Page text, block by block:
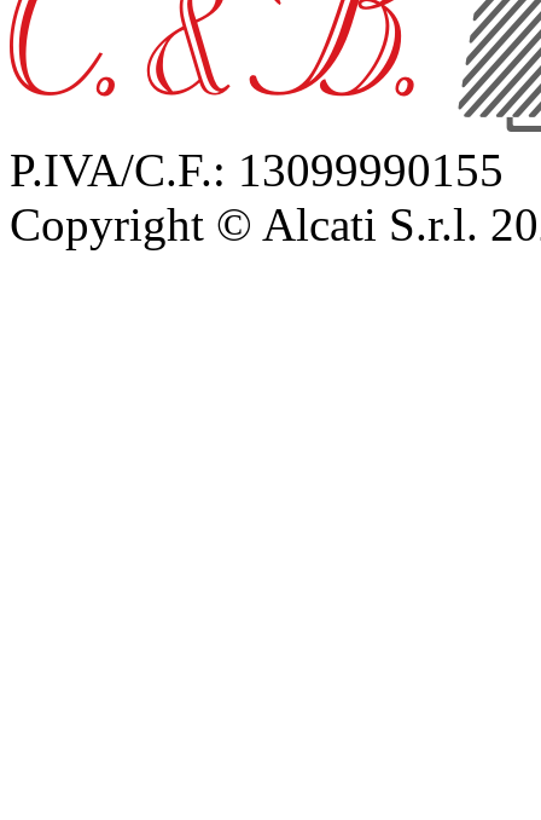
P.IVA/C.F.: 13099990155
Copyright © Alcati S.r.l.